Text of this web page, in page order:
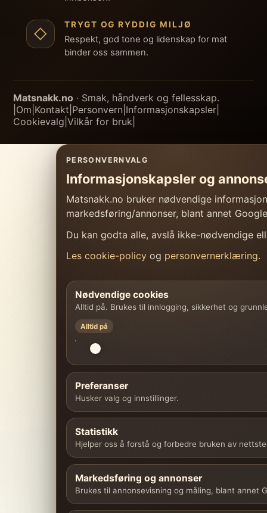
◇
TRYGT OG RYDDIG MILJØ
Respekt, god tone og lidenskap for mat
binder oss sammen.
Matsnakk.no · Smak, håndverk og fellesskap.
Om Kontakt Personvern Informasjonskapsler
Cookievalg Vilkår for bruk
PERSONVERNVALG
Informasjonskapsler og
Matsnakk.no bruker nødvendige
markedsføring/annonser, blant annet
Du kan godta alle, avslå ikke-nødvendige
Les cookie-policy og personvernerklæring.
Nødvendige cookies
Alltid på. Brukes til innlogging, sikkerhet og
Alltid på
Preferanser
Husker valg og innstillinger.
Statistikk
Hjelper oss å forstå og forbedre bruken av
Markedsføring og annonser
Brukes til annonsevisning og måling, blant annet